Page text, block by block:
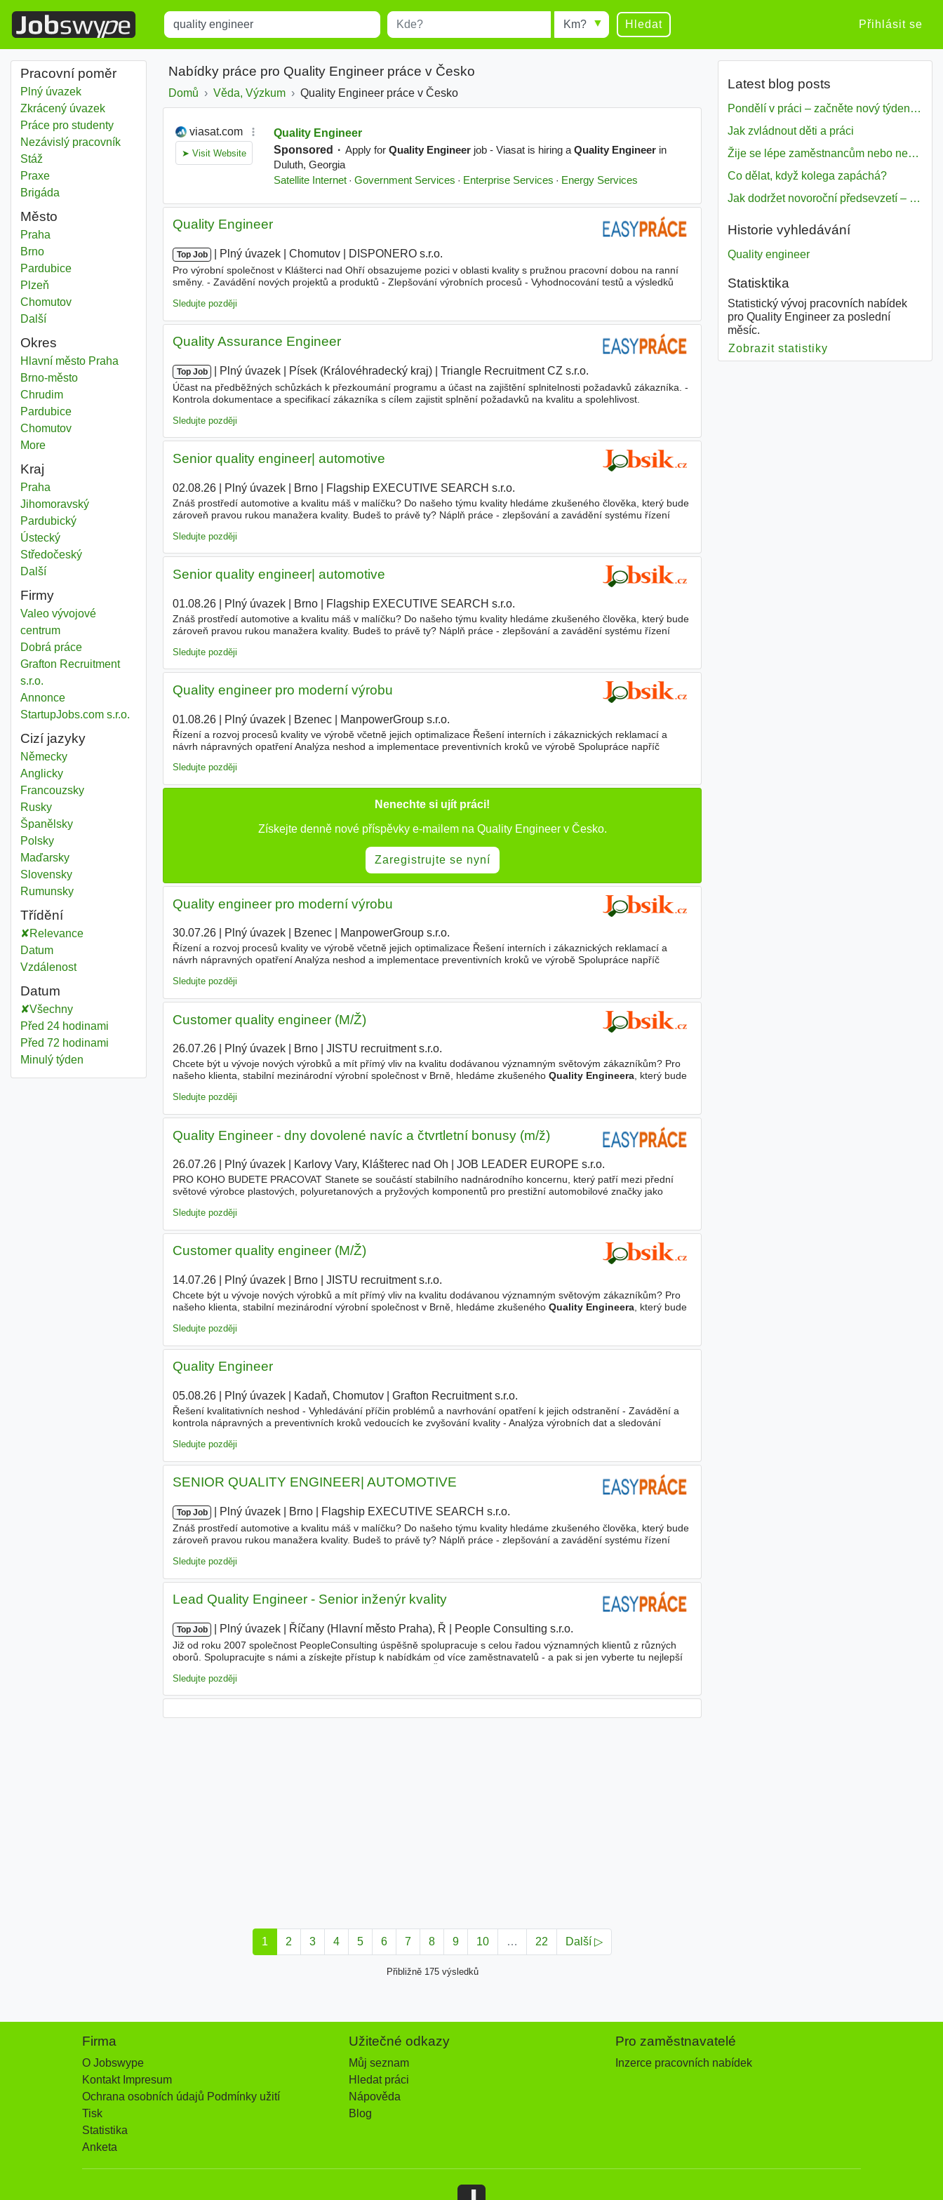
Title Místo Radius Hledat Přihlásit se
Pracovní poměr
Plný úvazek
Zkrácený úvazek
Práce pro studenty
Nezávislý pracovník
Stáž
Praxe
Brigáda
Město
Quality engineer
Praha
Quality engineer
Brno
Quality engineer
Pardubice
Quality engineer
Plzeň
Quality engineer
Chomutov
Dalšíměsta
Okres
Quality engineer
Hlavní město Praha
Quality engineer
Brno-městoOkres
Quality engineer
ChrudimOkres
Quality engineer
PardubiceOkres
Quality engineer
ChomutovOkres
Moredistricts
Kraj
Quality engineer
Praha
Quality engineer
JihomoravskýKraj
Quality engineer
PardubickýKraj
Quality engineer
ÚsteckýKraj
Quality engineer
StředočeskýKraj
Dalšíkraj
Firmy
Valeo vývojové
centrum
Dobrá práce
Grafton Recruitment
s.r.o.
Annonce
StartupJobs.com s.r.o.
Cizí jazyky
Německy
Anglicky
Francouzsky
Rusky
Španělsky
Polsky
Maďarsky
Slovensky
Rumunsky
Třídění
Relevance
Datum
Vzdálenost
Datum
Všechny
Před 24 hodinami
Před 72 hodinami
Minulý týden
Nabídky práce pro Quality Engineer práce v Česko
Domů Věda, Výzkum Quality Engineer práce v Česko
Quality Engineer
Top Job Plný úvazek Chomutov DISPONERO s.r.o.
Pro výrobní společnost v Klášterci nad Ohří obsazujeme pozici v oblasti kvality s pružnou pracovní dobou na ranní
směny. - Zavádění nových projektů a produktů - Zlepšování výrobních procesů - Vyhodnocování testů a výsledků
Sledujte později
Quality Assurance Engineer
Top Job Plný úvazek Písek (Královéhradecký kraj) Triangle Recruitment CZ s.r.o.
Účast na předběžných schůzkách k přezkoumání programu a účast na zajištění splnitelnosti požadavků zákazníka. -
Kontrola dokumentace a specifikací zákazníka s cílem zajistit splnění požadavků na kvalitu a spolehlivost.
Sledujte později
Senior quality engineer| automotive
02.08.26| Plný úvazek| Brno| Flagship EXECUTIVE SEARCH s.r.o.
Znáš prostředí automotive a kvalitu máš v malíčku? Do našeho týmu kvality hledáme zkušeného člověka, který bude
zároveň pravou rukou manažera kvality. Budeš to právě ty? Náplň práce - zlepšování a zavádění systému řízení
Sledujte později
Senior quality engineer| automotive
01.08.26| Plný úvazek| Brno| Flagship EXECUTIVE SEARCH s.r.o.
Znáš prostředí automotive a kvalitu máš v malíčku? Do našeho týmu kvality hledáme zkušeného člověka, který bude
zároveň pravou rukou manažera kvality. Budeš to právě ty? Náplň práce - zlepšování a zavádění systému řízení
Sledujte později
Quality engineer pro moderní výrobu
01.08.26| Plný úvazek| Bzenec| ManpowerGroup s.r.o.
Řízení a rozvoj procesů kvality ve výrobě včetně jejich optimalizace Řešení interních i zákaznických reklamací a
návrh nápravných opatření Analýza neshod a implementace preventivních kroků ve výrobě Spolupráce napříč
Sledujte později
Nenechte si ujít práci!
Získejte denně nové příspěvky e-mailem na Quality Engineer v Česko.
Zaregistrujte se nyní
Quality engineer pro moderní výrobu
30.07.26| Plný úvazek| Bzenec| ManpowerGroup s.r.o.
Řízení a rozvoj procesů kvality ve výrobě včetně jejich optimalizace Řešení interních i zákaznických reklamací a
návrh nápravných opatření Analýza neshod a implementace preventivních kroků ve výrobě Spolupráce napříč
Sledujte později
Customer quality engineer (M/Ž)
26.07.26| Plný úvazek| Brno| JISTU recruitment s.r.o.
Chcete být u vývoje nových výrobků a mít přímý vliv na kvalitu dodávanou významným světovým zákazníkům? Pro
našeho klienta, stabilní mezinárodní výrobní společnost v Brně, hledáme zkušeného Quality Engineera, který bude
Sledujte později
Quality Engineer - dny dovolené navíc a čtvrtletní bonusy (m/ž)
26.07.26| Plný úvazek| Karlovy Vary, Klášterec nad Oh JOB LEADER EUROPE s.r.o.
PRO KOHO BUDETE PRACOVAT Stanete se součástí stabilního nadnárodního koncernu, který patří mezi přední
světové výrobce plastových, polyuretanových a pryžových komponentů pro prestižní automobilové značky jako
Sledujte později
Customer quality engineer (M/Ž)
14.07.26| Plný úvazek| Brno| JISTU recruitment s.r.o.
Chcete být u vývoje nových výrobků a mít přímý vliv na kvalitu dodávanou významným světovým zákazníkům? Pro
našeho klienta, stabilní mezinárodní výrobní společnost v Brně, hledáme zkušeného Quality Engineera, který bude
Sledujte později
Quality Engineer
05.08.26| Plný úvazek| Kadaň, Chomutov| Grafton Recruitment s.r.o.
Řešení kvalitativních neshod - Vyhledávání příčin problémů a navrhování opatření k jejich odstranění - Zavádění a
kontrola nápravných a preventivních kroků vedoucích ke zvyšování kvality - Analýza výrobních dat a sledování
Sledujte později
SENIOR QUALITY ENGINEER| AUTOMOTIVE
Top Job Plný úvazek Brno Flagship EXECUTIVE SEARCH s.r.o.
Znáš prostředí automotive a kvalitu máš v malíčku? Do našeho týmu kvality hledáme zkušeného člověka, který bude
zároveň pravou rukou manažera kvality. Budeš to právě ty? Náplň práce - zlepšování a zavádění systému řízení
Sledujte později
Lead Quality Engineer - Senior inženýr kvality
Top Job Plný úvazek Říčany (Hlavní město Praha), Ř People Consulting s.r.o.
Již od roku 2007 společnost PeopleConsulting úspěšně spolupracuje s celou řadou významných klientů z různých
oborů. Spolupracujte s námi a získejte přístup k nabídkám od více zaměstnavatelů - a pak si jen vyberte tu nejlepší
Sledujte později
1 2 3 4 5 6 7 8 9 10 … 22 Další ▷
Přibližně 175 výsledků
Latest blog posts
Pondělí v práci – začněte nový týden s motivací
Jak zvládnout děti a práci
Žije se lépe zaměstnancům nebo nezavislým pracovníkům
Co dělat, když kolega zapáchá?
Jak dodržet novoroční předsevzetí – naše tipy pro dobrý začátek roku 2018
Historie vyhledávání
Quality engineer
Statisktika
Statistický vývoj pracovních nabídek
pro Quality Engineer za poslední
měsíc.
Zobrazit statistiky
Firma
O Jobswype
Kontakt Impresum
Ochrana osobních údajů Podmínky užití
Tisk
Statistika
Anketa
Užitečné odkazy
Můj seznam
Hledat práci
Nápověda
Blog
Pro zaměstnavatelé
Inzerce pracovních nabídek